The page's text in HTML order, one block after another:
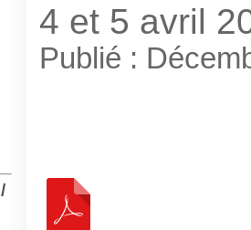
4 et 5 avril
Publié :